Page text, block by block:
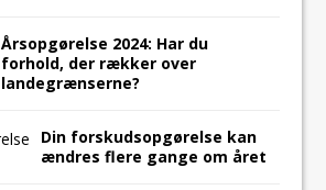
Årsopgørelse 2024: Har du
forhold, der rækker over
landegrænserne?
Din forskudsopgørelse kan
ændres flere gange om året